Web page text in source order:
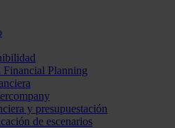
Planning
y presupuestación
de escenarios